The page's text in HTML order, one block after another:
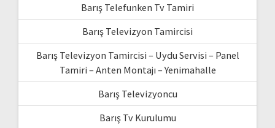
Barış Telefunken Tv Tamiri
Barış Televizyon Tamircisi
Barış Televizyon Tamircisi – Uydu Servisi – Panel
Tamiri – Anten Montajı – Yenimahalle
Barış Televizyoncu
Barış Tv Kurulumu